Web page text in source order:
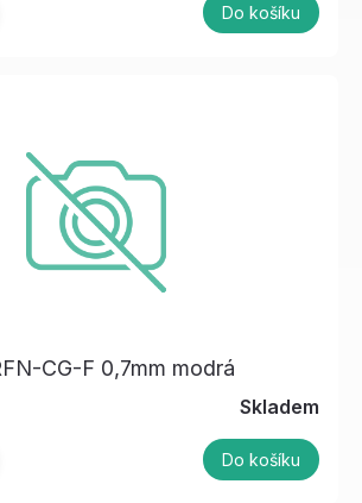
Do košíku
CG-F 0,7mm modrá
Skladem
Do košíku